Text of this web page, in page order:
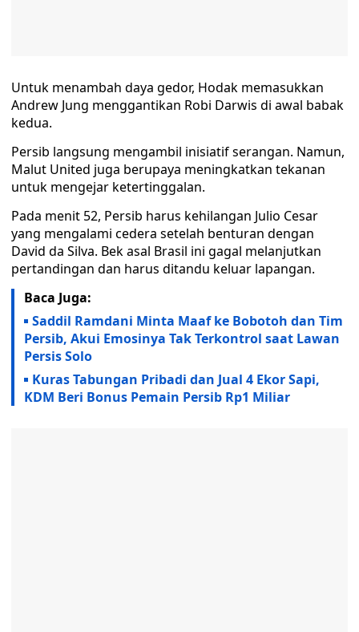
Untuk menambah daya gedor, Hodak memasukkan
Andrew Jung menggantikan Robi Darwis di awal babak
kedua.
Persib langsung mengambil inisiatif serangan. Namun,
Malut United juga berupaya meningkatkan tekanan
untuk mengejar ketertinggalan.
Pada menit 52, Persib harus kehilangan Julio Cesar
yang mengalami cedera setelah benturan dengan
David da Silva. Bek asal Brasil ini gagal melanjutkan
pertandingan dan harus ditandu keluar lapangan.
Baca Juga:
Saddil Ramdani Minta Maaf ke Bobotoh dan Tim
Persib, Akui Emosinya Tak Terkontrol saat Lawan
Persis Solo
Kuras Tabungan Pribadi dan Jual 4 Ekor Sapi,
KDM Beri Bonus Pemain Persib Rp1 Miliar